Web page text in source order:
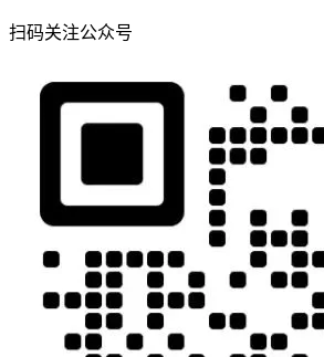
扫码关注公众号